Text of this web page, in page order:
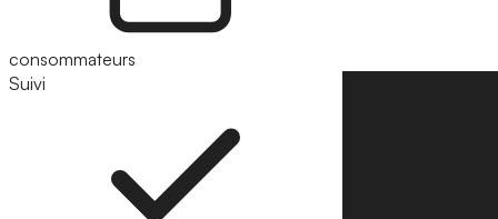
consommateurs
Suivi